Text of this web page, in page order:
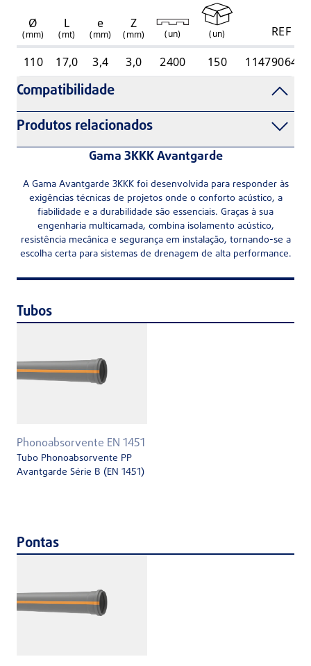
Ø
(mm)
L
(mt)
e
(mm)
Z
(mm) (un) (un)
REF
110
17,0 3,4 3,0 2400 150
Compatibilidade
Produtos relacionados
Gama 3KKK Avantgarde
A Gama Avantgarde 3KKK foi desenvolvida para responder às
exigências técnicas de projetos onde o conforto acústico, a
fiabilidade e a durabilidade são essenciais. Graças à sua
engenharia multicamada, combina isolamento acústico,
resistência mecânica e segurança em instalação, tornando-se a
escolha certa para sistemas de drenagem de alta performance.
Tubos
Phonoabsorvente EN 1451
Tubo Phonoabsorvente PP
Avantgarde Série B (EN 1451)
Pontas